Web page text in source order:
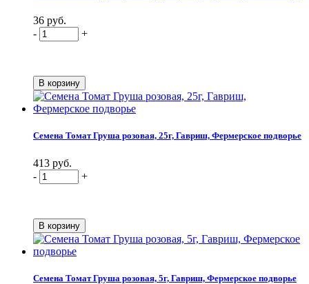
36 руб.
-
+
Семена Томат Груша розовая, 25г, Гавриш, Фермерское подворье
413 руб.
-
+
Семена Томат Груша розовая, 5г, Гавриш, Фермерское подворье